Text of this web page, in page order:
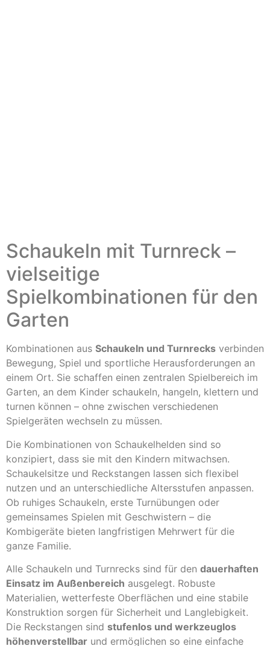
Schaukeln mit Turnreck –
vielseitige
Spielkombinationen für den
Garten
Kombinationen aus Schaukeln und Turnrecks verbinden
Bewegung, Spiel und sportliche Herausforderungen an
einem Ort. Sie schaffen einen zentralen Spielbereich im
Garten, an dem Kinder schaukeln, hangeln, klettern und
turnen können – ohne zwischen verschiedenen
Spielgeräten wechseln zu müssen.
Die Kombinationen von Schaukelhelden sind so
konzipiert, dass sie mit den Kindern mitwachsen.
Schaukelsitze und Reckstangen lassen sich flexibel
nutzen und an unterschiedliche Altersstufen anpassen.
Ob ruhiges Schaukeln, erste Turnübungen oder
gemeinsames Spielen mit Geschwistern – die
Kombigeräte bieten langfristigen Mehrwert für die
ganze Familie.
Alle Schaukeln und Turnrecks sind für den dauerhaften
Einsatz im Außenbereich ausgelegt. Robuste
Materialien, wetterfeste Oberflächen und eine stabile
Konstruktion sorgen für Sicherheit und Langlebigkeit.
Die Reckstangen sind stufenlos und werkzeuglos
höhenverstellbar und ermöglichen so eine einfache